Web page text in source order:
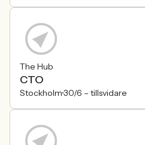
The Hub
CTO
Stockholm30/6 – tillsvidare